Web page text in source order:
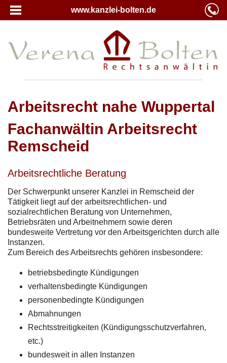
www.kanzlei-bolten.de
Arbeitsrecht nahe Wuppertal
Fachanwältin Arbeitsrecht
Remscheid
Arbeitsrechtliche Beratung
Der Schwerpunkt unserer Kanzlei in Remscheid der
Tätigkeit liegt auf der arbeitsrechtlichen- und
sozialrechtlichen Beratung von Unternehmen,
Betriebsräten und Arbeitnehmern sowie deren
bundesweite Vertretung vor den Arbeitsgerichten durch alle
Instanzen.
Zum Bereich des Arbeitsrechts gehören insbesondere:
betriebsbedingte Kündigungen
verhaltensbedingte Kündigungen
personenbedingte Kündigungen
Abmahnungen
Rechtsstreitigkeiten (Kündigungsschutzverfahren,
etc.)
bundesweit in allen Instanzen